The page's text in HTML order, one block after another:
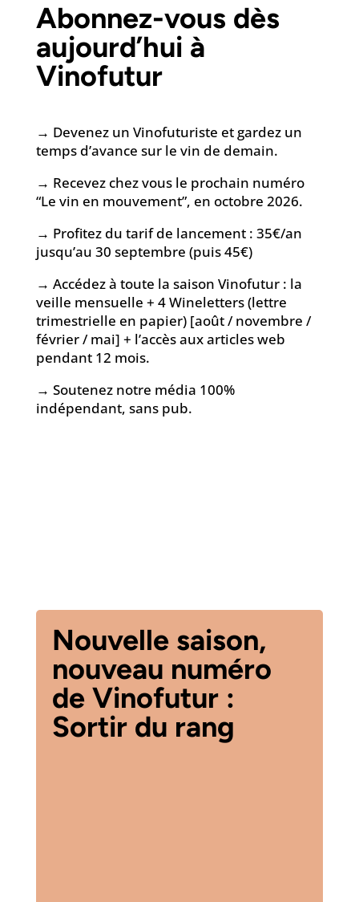
Abonnez-vous dès
aujourd’hui à
Vinofutur
→ Devenez un Vinofuturiste et gardez un
temps d’avance sur le vin de demain.
→ Recevez chez vous le prochain numéro
“Le vin en mouvement”, en octobre 2026.
→ Profitez du tarif de lancement : 35€/an
jusqu’au 30 septembre (puis 45€)
→ Accédez à toute la saison Vinofutur : la
veille mensuelle + 4 Wineletters (lettre
trimestrielle en papier) [août / novembre /
février / mai] + l’accès aux articles web
pendant 12 mois.
→ Soutenez notre média 100%
indépendant, sans pub.
Nouvelle saison,
nouveau numéro
de Vinofutur :
Sortir du rang